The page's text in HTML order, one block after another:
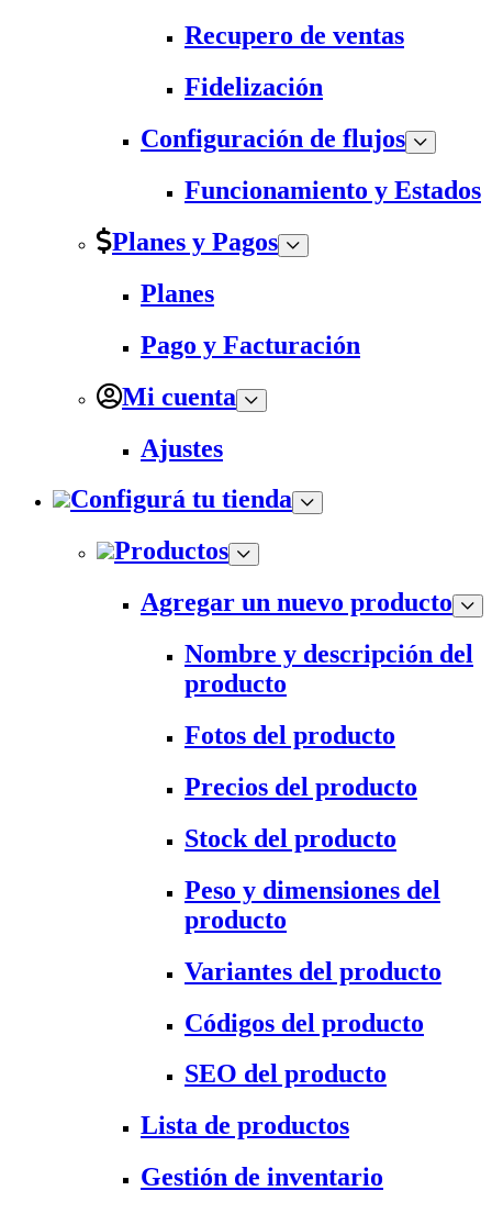
Recupero de ventas
Fidelización
Configuración de flujos
Funcionamiento y Estados
Planes y Pagos
Planes
Pago y Facturación
Mi cuenta
Ajustes
Configurá tu tienda
Productos
Agregar un nuevo producto
Nombre y descripción del
producto
Fotos del producto
Precios del producto
Stock del producto
Peso y dimensiones del
producto
Variantes del producto
Códigos del producto
SEO del producto
Lista de productos
Gestión de inventario